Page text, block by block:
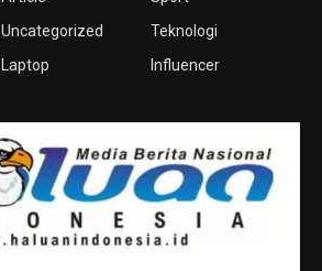
Uncategorized
Laptop
Teknologi
Influencer